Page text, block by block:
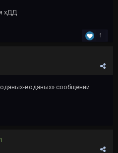
хДД
1
водяных» сообщений